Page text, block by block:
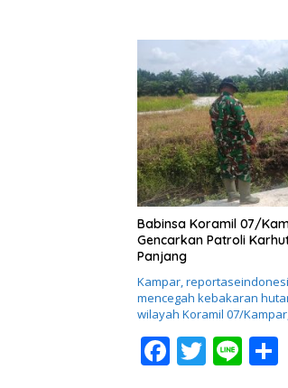
e
b
o
o
k
itt
er
e
Babinsa Koramil 07/
Gencarkan Patroli
Panjang
Kampar,
mencegah kebakaran
wilayah Koramil 07/
F T Li